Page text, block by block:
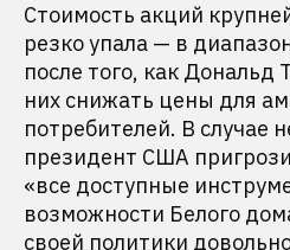
Стоимость акций
резко упала — в
после того, как Дональд
них снижать цены для
потребителей. В случае
президент США
«все доступные
возможности Белого
своей политики